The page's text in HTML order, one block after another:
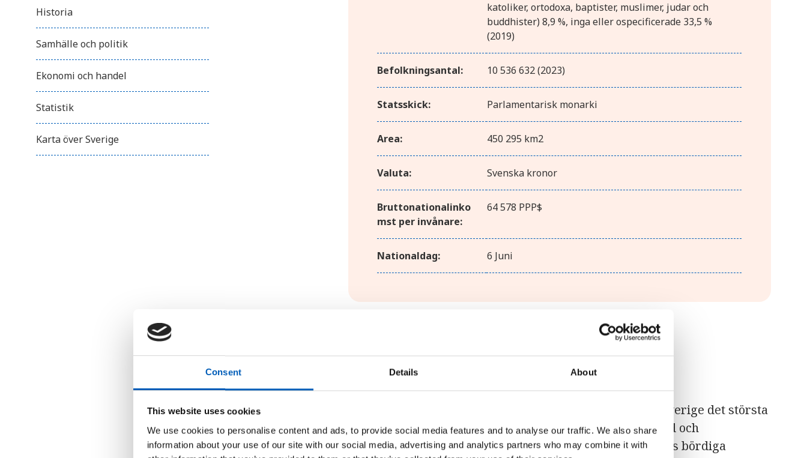
Consent Details About
This website uses cookies
We use cookies to personalise content and ads, to provide social media features and to analyse our traffic. We also share
information about your use of our site with our social media, advertising and analytics partners who may combine it with
Historia
Samhälle och politik
Ekonomi och handel
Statistik
Karta över Sverige
katoliker, ortodoxa, baptister, muslimer, judar och
buddhister) 8,9 %, inga eller ospecificerade 33,5 %
(2019)
Befolkningsantal: 10 536 632 (2023)
Statsskick: Parlamentarisk monarki
Area: 450 295 km2
Valuta: Svenska kronor
Bruttonationalinko
mst per invånare:
64 578 PPP$
Nationaldag: 6 Juni
Geografi
Med en landyta på nästan 450 000 kvadratkilometer är Sverige det största
landet i Norden. Landskapet består av en stor del högland och
bergområden i norr. I de centrala delarna av Sverige finns bördiga